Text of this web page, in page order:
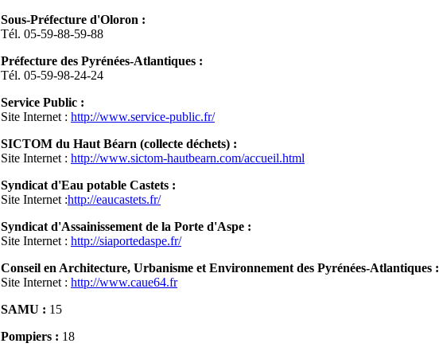
Sous-Préfecture d'Oloron :
Tél. 05-59-88-59-88
Préfecture des Pyrénées-Atlantiques :
Tél. 05-59-98-24-24
Service Public :
Site Internet : http://www.service-public.fr/
SICTOM du Haut Béarn (collecte déchets) :
Site Internet : http://www.sictom-hautbearn.com/accueil.html
Syndicat d'Eau potable Castets :
Site Internet :http://eaucastets.fr/
Syndicat d'Assainissement de la Porte d'Aspe :
Site Internet : http://siaportedaspe.fr/
Conseil en Architecture, Urbanisme et Environnement des Pyrénées-Atlantiques :
Site Internet : http://www.caue64.fr
SAMU : 15
Pompiers : 18